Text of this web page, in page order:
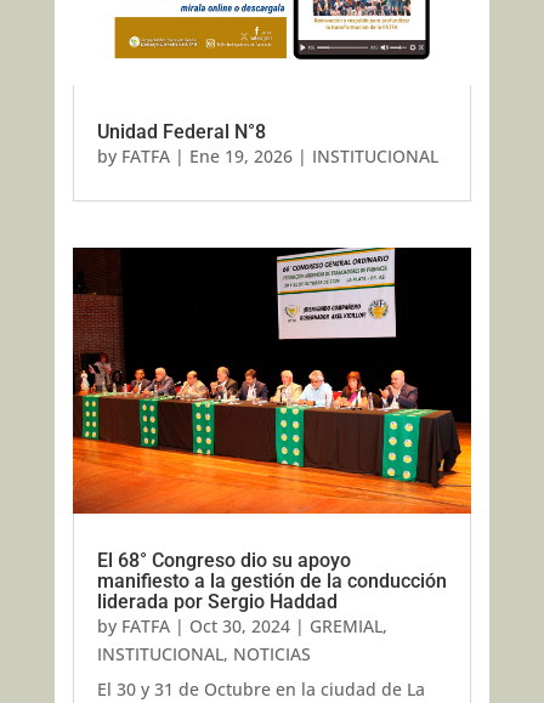
Unidad Federal N°8
by FATFA| Ene 19, 2026| INSTITUCIONAL
El 68° Congreso dio su apoyo
manifiesto a la gestión de la conducción
liderada por Sergio Haddad
by FATFA| Oct 30, 2024| GREMIAL,
INSTITUCIONAL, NOTICIAS
El 30 y 31 de Octubre en la ciudad de La